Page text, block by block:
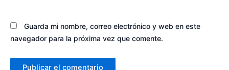
Guarda mi nombre, correo electrónico y web en este
navegador para la próxima vez que comente.